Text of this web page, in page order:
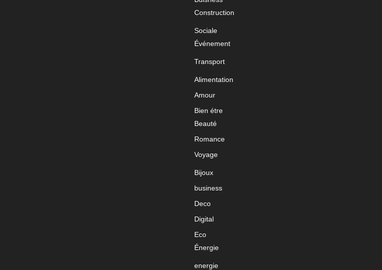
Construction
Sociale
Événement
Transport
Alimentation
Amour
Bien étre
Beauté
Romance
Voyage
Bijoux
business
Deco
Digital
Eco
Énergie
energie